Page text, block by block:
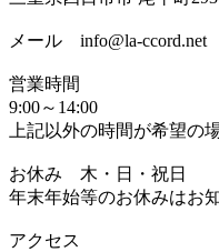
メール info@la-ccord.net
営業時間
9:00～14:00
上記以外の時間が希望の
お休み 木・日・祝日
年末年始等のお休みはお
アクセス